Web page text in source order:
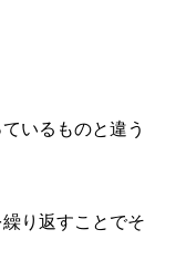
いるものと違う
り返すことでそ